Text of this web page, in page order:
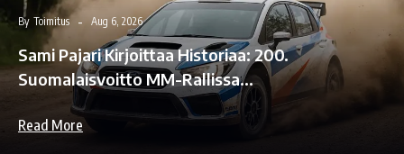
By Toimitus Aug 6, 2026
Sami Pajari Kirjoittaa Historiaa: 200.
Suomalaisvoitto MM-Rallissa…
Read More